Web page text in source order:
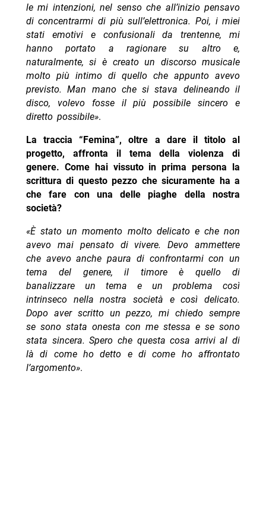
le mi intenzioni, nel senso che all’inizio pensavo
di concentrarmi di più sull’elettronica. Poi, i miei
stati emotivi e confusionali da trentenne, mi
hanno portato a ragionare su altro e,
naturalmente, si è creato un discorso musicale
molto più intimo di quello che appunto avevo
previsto. Man mano che si stava delineando il
disco, volevo fosse il più possibile sincero e
diretto possibile».
La traccia “Femina”, oltre a dare il titolo al
progetto, affronta il tema della violenza di
genere. Come hai vissuto in prima persona la
scrittura di questo pezzo che sicuramente ha a
che fare con una delle piaghe della nostra
società?
«È stato un momento molto delicato e che non
avevo mai pensato di vivere. Devo ammettere
che avevo anche paura di confrontarmi con un
tema del genere, il timore è quello di
banalizzare un tema e un problema così
intrinseco nella nostra società e così delicato.
Dopo aver scritto un pezzo, mi chiedo sempre
se sono stata onesta con me stessa e se sono
stata sincera. Spero che questa cosa arrivi al di
là di come ho detto e di come ho affrontato
l’argomento».